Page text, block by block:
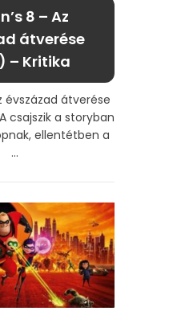
8 – Az
átverése
– Kritika
évszázad átverése
csajszik a storyban
ellentétben a
...